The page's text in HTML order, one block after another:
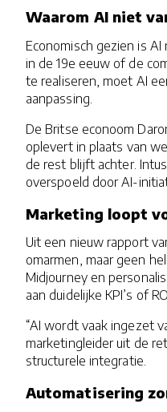
Waarom AI niet
Economisch gezien is
in de 19e eeuw of de
te realiseren, moet AI
aanpassing.
De Britse econoom
oplevert in plaats van
de rest blijft achter.
overspoeld door AI-
Marketing loopt
Uit een nieuw rapport
omarmen, maar geen
Midjourney en
aan duidelijke KPI’s of
“AI wordt vaak ingezet
marketingleider uit de
structurele integratie.
Automatisering